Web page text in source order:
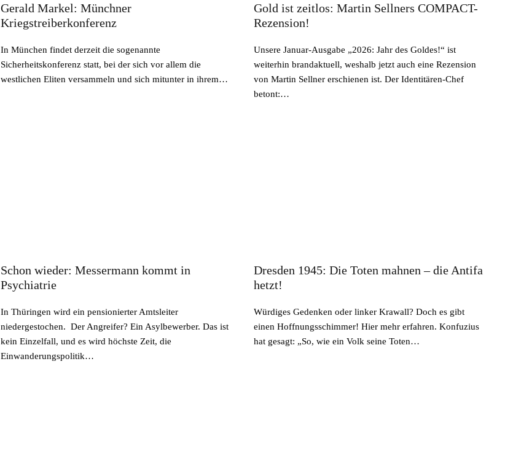
Gerald Markel: Münchner
Kriegstreiberkonferenz
In München findet derzeit die sogenannte
Sicherheitskonferenz statt, bei der sich vor allem die
westlichen Eliten versammeln und sich mitunter in ihrem…
Gold ist zeitlos: Martin Sellners COMPACT-
Rezension!
Unsere Januar-Ausgabe „2026: Jahr des Goldes!“ ist
weiterhin brandaktuell, weshalb jetzt auch eine Rezension
von Martin Sellner erschienen ist. Der Identitären-Chef
betont:…
Schon wieder: Messermann kommt in
Psychiatrie
In Thüringen wird ein pensionierter Amtsleiter
niedergestochen. Der Angreifer? Ein Asylbewerber. Das ist
kein Einzelfall, und es wird höchste Zeit, die
Einwanderungspolitik…
Dresden 1945: Die Toten mahnen – die Antifa
hetzt!
Würdiges Gedenken oder linker Krawall? Doch es gibt
einen Hoffnungsschimmer! Hier mehr erfahren. Konfuzius
hat gesagt: „So, wie ein Volk seine Toten…